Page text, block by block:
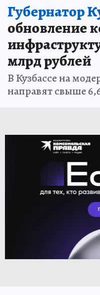
Губернатор
обновление
млрд рублей
В Кузбассе на
направят свыше